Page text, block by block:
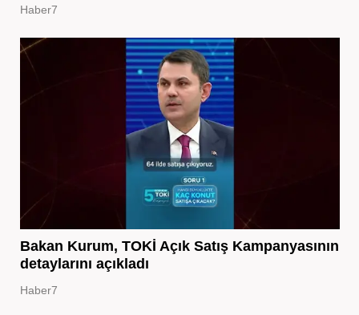
Haber7
Bakan Kurum, TOKİ Açık Satış Kampanyasının
detaylarını açıkladı
Haber7